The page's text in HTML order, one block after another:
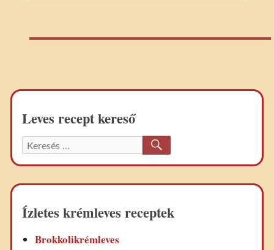
Leves recept kereső
Keresett
recept:
Ízletes krémleves receptek
Brokkolikrémleves